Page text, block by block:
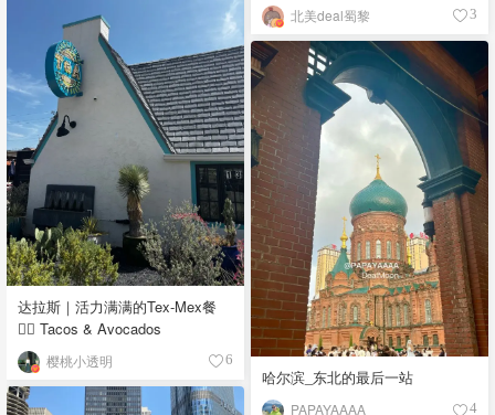
北美deal蜀黎 3
达拉斯｜活力满满的Tex-Mex餐
👉🏼 Tacos & Avocados
樱桃小透明 6
哈尔滨_东北的最后一站
PAPAYAAAA 4